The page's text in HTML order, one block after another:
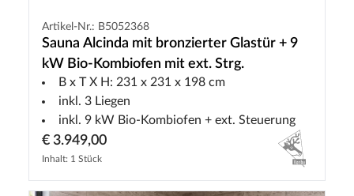
Artikel-Nr.: B5052368
Sauna Alcinda mit bronzierter Glastür + 9
kW Bio-Kombiofen mit ext. Strg.
B x T X H: 231 x 231 x 198 cm
inkl. 3 Liegen
inkl. 9 kW Bio-Kombiofen + ext. Steuerung
€ 3.949,00
Inhalt: 1 Stück